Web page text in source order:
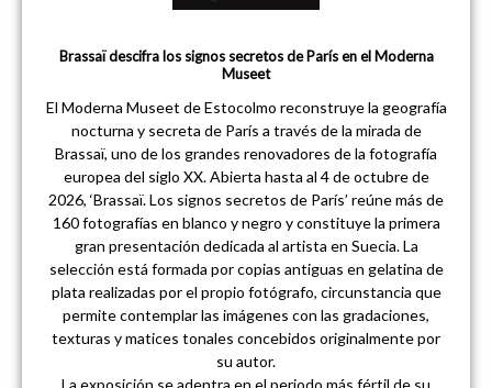
Brassaï descifra los signos secretos de París en el Moderna
Museet
El Moderna Museet de Estocolmo reconstruye la geografía
nocturna y secreta de París a través de la mirada de
Brassaï, uno de los grandes renovadores de la fotografía
europea del siglo XX. Abierta hasta al 4 de octubre de
2026, ‘Brassaï. Los signos secretos de París’ reúne más de
160 fotografías en blanco y negro y constituye la primera
gran presentación dedicada al artista en Suecia. La
selección está formada por copias antiguas en gelatina de
plata realizadas por el propio fotógrafo, circunstancia que
permite contemplar las imágenes con las gradaciones,
texturas y matices tonales concebidos originalmente por
su autor.
La exposición se adentra en el periodo más fértil de su